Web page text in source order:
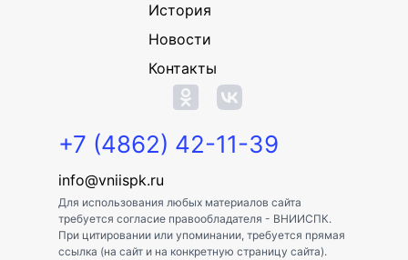
История
Новости
Контакты
+7 (4862) 42-11-39
info@vniispk.ru
Для использования любых материалов сайта
требуется согласие правообладателя - ВНИИСПК.
При цитировании или упоминании, требуется прямая
ссылка (на сайт и на конкретную страницу сайта).